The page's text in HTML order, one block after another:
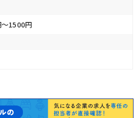
〜1500円